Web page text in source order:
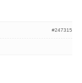
#247315